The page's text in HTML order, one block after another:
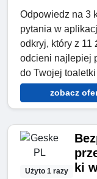
Odpowiedz na 3
pytania w
odkryj, który z 11
odcieni najlepiej
do Twojej toaletki
zobacz
Użyto 1 razy
ki